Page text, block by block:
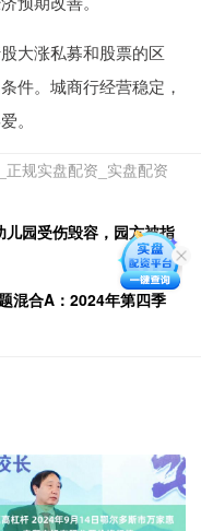
大涨私募和股票的区
件。城商行经营稳定，
。
规实盘配资_实盘配资
园受伤毁容，园方被指
混合A：2024年第四季